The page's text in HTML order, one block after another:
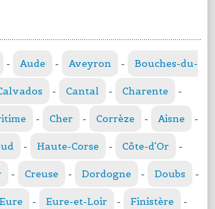
- Aude - Aveyron - Bouches-du-
- Cantal - Charente -
- Cher - Corrèze - Aisne -
- Haute-Corse - Côte-d'Or -
- Creuse - Dordogne - Doubs -
Eure - Eure-et-Loir - Finistère -